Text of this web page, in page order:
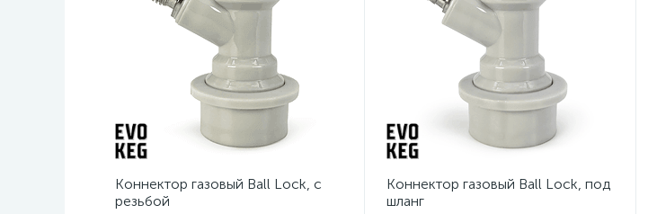
Коннектор газовый Ball Lock, с
резьбой
Коннектор газовый Ball Lock, под
шланг